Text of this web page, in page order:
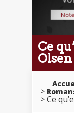
Ce
Olsen
Ce